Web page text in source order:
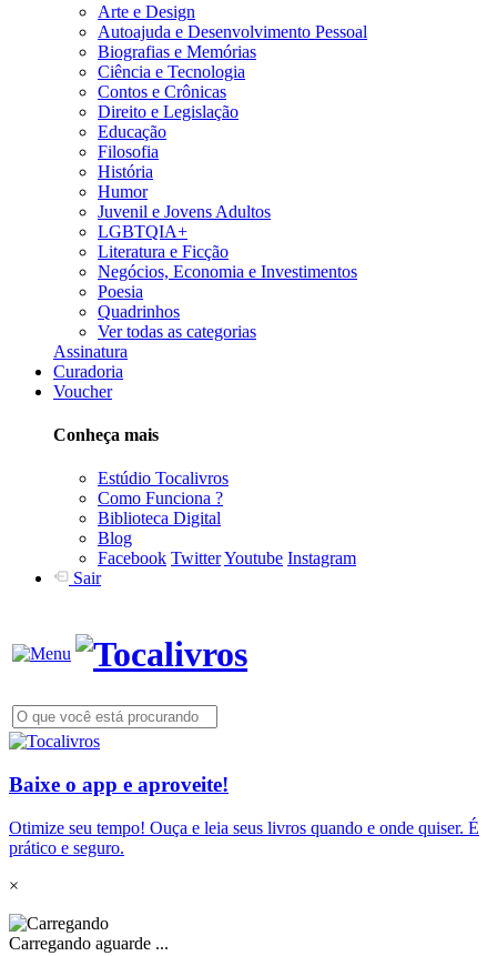
Arte e Design
Autoajuda e Desenvolvimento Pessoal
Biografias e Memórias
Ciência e Tecnologia
Contos e Crônicas
Direito e Legislação
Educação
Filosofia
História
Humor
Juvenil e Jovens Adultos
LGBTQIA+
Literatura e Ficção
Negócios, Economia e Investimentos
Poesia
Quadrinhos
Ver todas as categorias
Assinatura
Curadoria
Voucher
Conheça mais
Estúdio Tocalivros
Como Funciona ?
Biblioteca Digital
Blog
Facebook TwitterYoutube Instagram
Sair
Baixe o app e aproveite!
Otimize seu tempo! Ouça e leia seus livros quando e onde quiser. É
prático e seguro.
×
Carregando aguarde ...